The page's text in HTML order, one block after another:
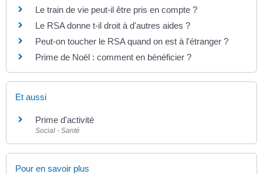
Le train de vie peut-il être pris en compte ?
Le RSA donne t-il droit à d'autres aides ?
Peut-on toucher le RSA quand on est à l'étranger ?
Prime de Noël : comment en bénéficier ?
Et aussi
Prime d'activité
Social - Santé
Pour en savoir plus